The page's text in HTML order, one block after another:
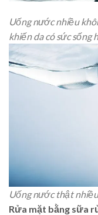
Uống nước nhiều
khiến da có sức sống
Uống nước thật
Rửa mặt bằng sữa